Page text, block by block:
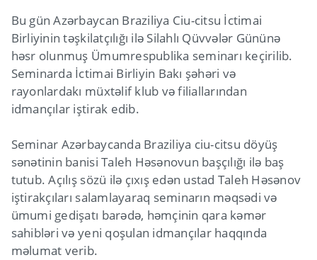
Bu gün Azərbaycan Braziliya Ciu-citsu İctimai
Birliyinin təşkilatçılığı ilə Silahlı Qüvvələr Gününə
həsr olunmuş Ümumrespublika seminarı keçirilib.
Seminarda İctimai Birliyin Bakı şəhəri və
rayonlardakı müxtəlif klub və filiallarından
idmançılar iştirak edib.
Seminar Azərbaycanda Braziliya ciu-citsu döyüş
sənətinin banisi Taleh Həsənovun başçılığı ilə baş
tutub. Açılış sözü ilə çıxış edən ustad Taleh Həsənov
iştirakçıları salamlayaraq seminarın məqsədi və
ümumi gedişatı barədə, həmçinin qara kəmər
sahibləri və yeni qoşulan idmançılar haqqında
məlumat verib.